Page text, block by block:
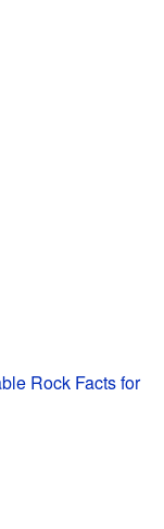
Rock Facts for